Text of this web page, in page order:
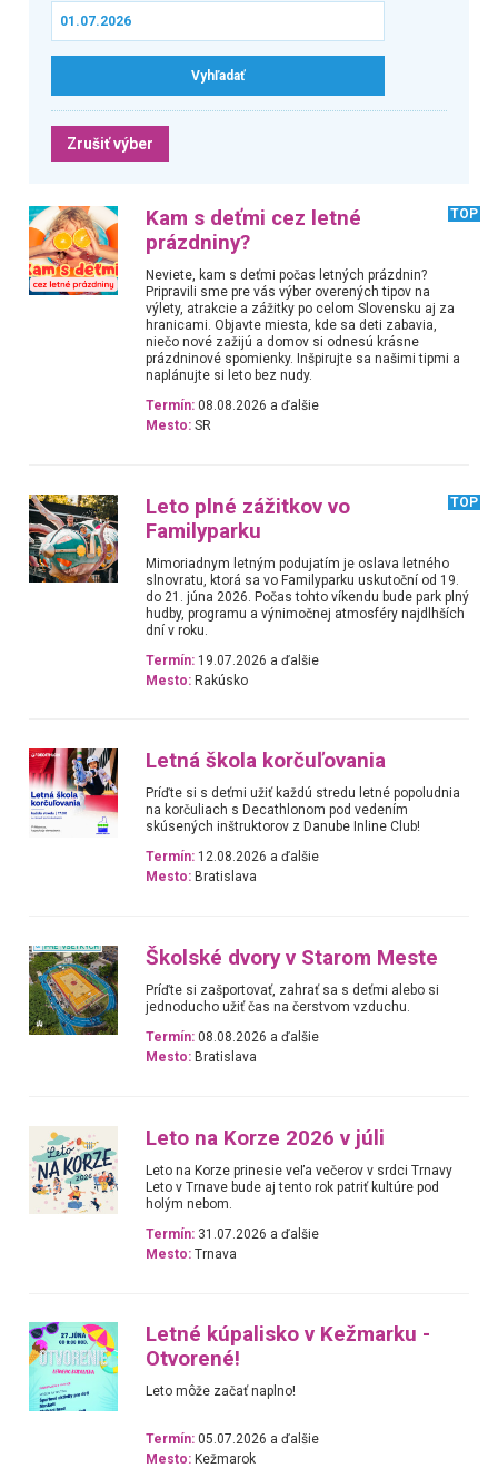
Zrušiť výber
Kam s deťmi cez letné
prázdniny?
TOP
Neviete, kam s deťmi počas letných prázdnin?
Pripravili sme pre vás výber overených tipov na
výlety, atrakcie a zážitky po celom Slovensku aj za
hranicami. Objavte miesta, kde sa deti zabavia,
niečo nové zažijú a domov si odnesú krásne
prázdninové spomienky. Inšpirujte sa našimi tipmi a
naplánujte si leto bez nudy.
Termín: 08.08.2026 a ďalšie
Mesto: SR
Leto plné zážitkov vo
Familyparku
TOP
Mimoriadnym letným podujatím je oslava letného
slnovratu, ktorá sa vo Familyparku uskutoční od 19.
do 21. júna 2026. Počas tohto víkendu bude park plný
hudby, programu a výnimočnej atmosféry najdlhších
dní v roku.
Termín: 19.07.2026 a ďalšie
Mesto: Rakúsko
Letná škola korčuľovania
Príďte si s deťmi užiť každú stredu letné popoludnia
na korčuliach s Decathlonom pod vedením
skúsených inštruktorov z Danube Inline Club!
Termín: 12.08.2026 a ďalšie
Mesto: Bratislava
Školské dvory v Starom Meste
Príďte si zašportovať, zahrať sa s deťmi alebo si
jednoducho užiť čas na čerstvom vzduchu.
Termín: 08.08.2026 a ďalšie
Mesto: Bratislava
Leto na Korze 2026 v júli
Leto na Korze prinesie veľa večerov v srdci Trnavy
Leto v Trnave bude aj tento rok patriť kultúre pod
holým nebom.
Termín: 31.07.2026 a ďalšie
Mesto: Trnava
Letné kúpalisko v Kežmarku -
Otvorené!
Leto môže začať naplno!
Termín: 05.07.2026 a ďalšie
Mesto: Kežmarok